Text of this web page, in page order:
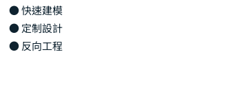
● 快速建模
● 定制設計
● 反向工程